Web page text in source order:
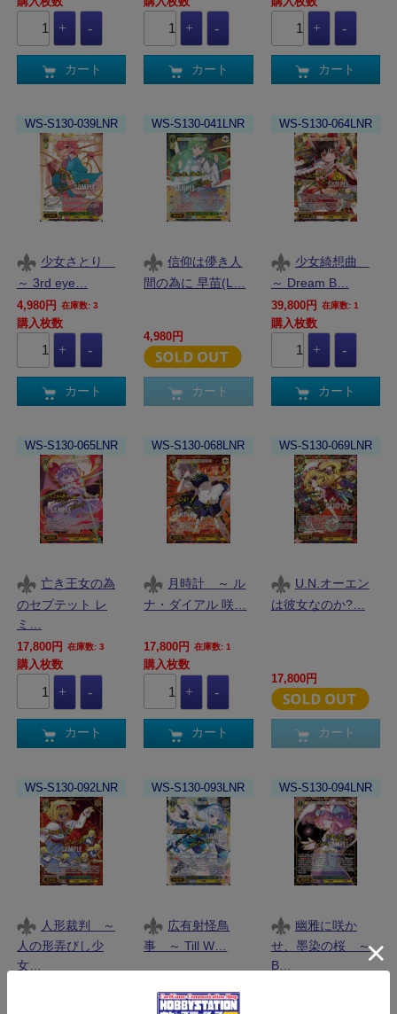
カート カート カート
WS-S130-039LNR
少女さとり
～ 3rd eye…
4,980円 在庫数: 3
購入枚数
カート
WS-S130-041LNR
信仰は儚き人
間の為に 早苗(L…
4,980円
カート
WS-S130-064LNR
少女綺想曲
～ Dream B…
39,800円 在庫数: 1
購入枚数
カート
WS-S130-065LNR
亡き王女の為
のセプテット レ
ミ…
17,800円 在庫数: 3
購入枚数
カート
WS-S130-068LNR
月時計 ～ ル
ナ・ダイアル 咲…
17,800円 在庫数: 1
購入枚数
カート
WS-S130-069LNR
U.N.オーエン
は彼女なのか?…
17,800円
カート
WS-S130-092LNR
人形裁判 ～
人の形弄びし少
女…
WS-S130-093LNR
広有射怪鳥
事 ～ Till W…
購入枚数
WS-S130-094LNR
幽雅に咲か
せ、墨染の桜 ～
B…